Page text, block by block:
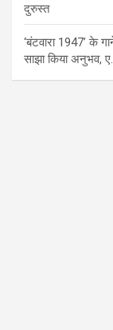
दुरुस्त
‘बंटवारा 1947’ के
साझा किया अनुभव,